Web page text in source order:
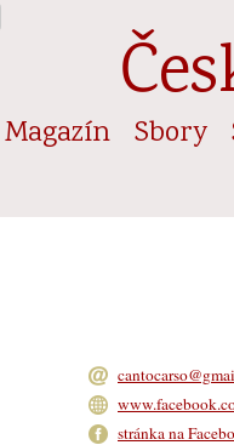
Magazín Sbory
stránka na